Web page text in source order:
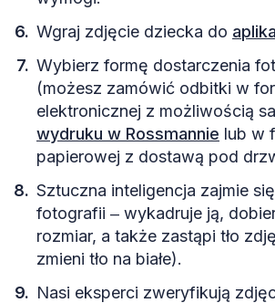
Wgraj zdjęcie dziecka do
Wybierz formę dostarczenia
(możesz zamówić odbitki w
elektronicznej z możliwością
wydruku w Rossmannie lub w
papierowej z dostawą pod
Sztuczna inteligencja zajmie
fotografii ‒ wykadruje ją,
rozmiar, a także zastąpi tło
zmieni tło na białe).
Nasi eksperci zweryfikują